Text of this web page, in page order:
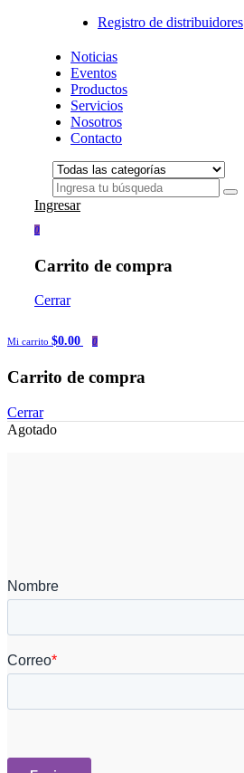
Registro de distribuidores
Noticias
Eventos
Productos
Servicios
Nosotros
Contacto
Ingresar
0
Carrito de compra
Cerrar
Mi carrito $0.00 0
Carrito de compra
Cerrar
Agotado